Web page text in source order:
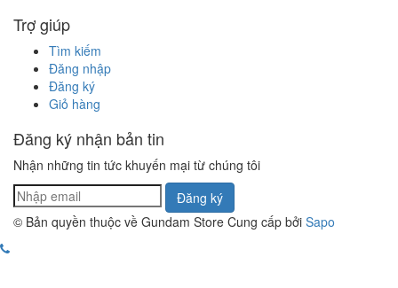
Trợ giúp
Tìm kiếm
Đăng nhập
Đăng ký
Giỏ hàng
Đăng ký nhận bản tin
Nhận những tin tức khuyến mại từ chúng tôi
Đăng ký
© Bản quyền thuộc về Gundam Store Cung cấp bởi Sapo